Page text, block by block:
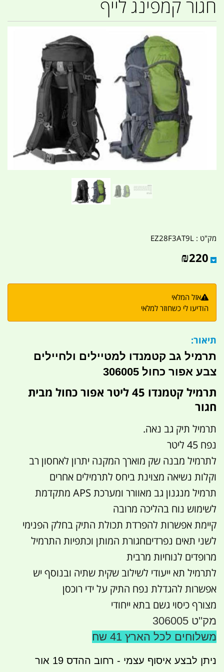
חגור קמפינג לייף
מק"ט : EZ28F3AT9L
₪220
אזל המלאי
הודיעו לי כשחוזר למלאי
תיאור:
תרמיל גב קטמנדו למטיילים ולחיילים
צבע אפור כחול 306005
תרמיל קטמנדו 45 ליטר אפור כחול מבית
חגור
תרמיל תיק גב נאה.
נפח 45 ליטר
לתרמיל מבנה שק מוארך המקנה יתרון לאחסון רב
וקלות נשיאה מצוינת ביחס לתרמילים אחרים
תרמיל מנגנון גב מאוורר ומערכת APS מתקדמת
לשימוש נוח בהליכה מרובה
קיימת אפשרות להפרדת תכולת התיק בחלק הפנימי
לשני תאים נפרדיםחגורת המותן וכתפיות התרמיל
מרופדים לנוחיות מרבית
לתרמיל תא ייעודי לשילוב שקית שתיה ובנוסף יש
אפשרות להגדלת נפח התיק על ידי רוכסן
מצורף כיסוי גשם בתא ייחודי
מק''ט 306005
משלוחים לכל הארץ 41 שח
ניתן לבצע איסוף עצמי - רחוב ההדס 19 אור